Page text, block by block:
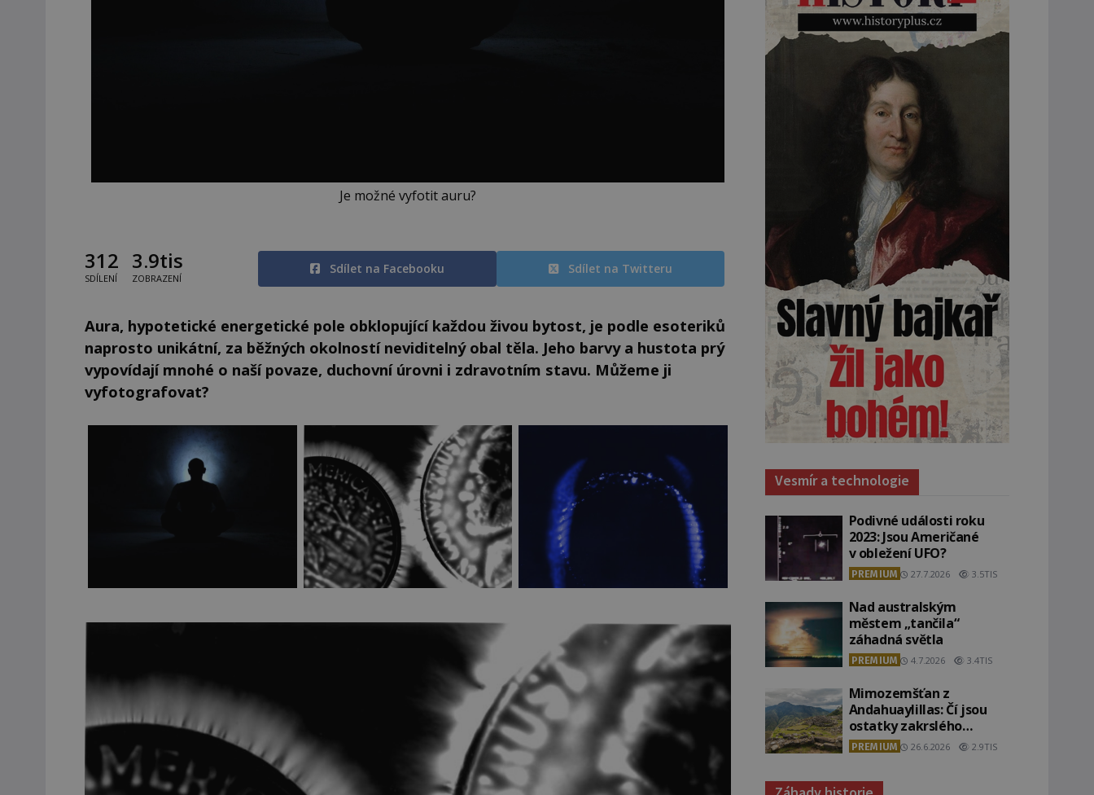
Je možné vyfotit auru?
312
SDÍLENÍ
3.9tis
ZOBRAZENÍ
Sdílet na Facebooku Sdílet na Twitteru
Aura, hypotetické energetické pole obklopující každou živou bytost, je podle esoteriků
naprosto unikátní, za běžných okolností neviditelný obal těla. Jeho barvy a hustota prý
vypovídají mnohé o naší povaze, duchovní úrovni i zdravotním stavu. Můžeme ji
vyfotografovat?
Vesmír a technologie
Podivné události roku
2023: Jsou Američané
v obležení UFO?
PREMIUM 27.7.2026 3.5TIS
Nad australským
městem „tančila“
záhadná světla
PREMIUM 4.7.2026 3.4TIS
Mimozemšťan z
Andahuaylillas: Čí jsou
ostatky zakrslého
stvoření s ohromnou
lebkou?
PREMIUM 26.6.2026 2.9TIS